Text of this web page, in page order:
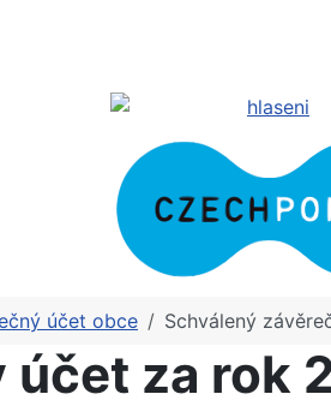
účet obce Schválený
účet za rok